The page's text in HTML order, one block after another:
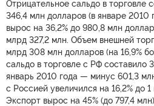
Отрицательное сальдо в торговле
346,4 млн долларов (в январе
вырос на 36,2% до 980,8 млн
млрд 327,2 млн. Объем внешней
млрд 308 млн долларов (на 16,9%
сальдо в торговле с РФ составило
январь 2010 года — минус 601,3
с Россией увеличился на 16,2% до
Экспорт вырос на 45% (до 797,4